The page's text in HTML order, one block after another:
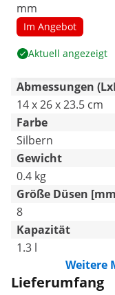
mm
Im Angebot
Aktuell angezeigt
Abmessungen
14 x 26 x 23.5 cm
Farbe
Silbern
Gewicht
0.4 kg
Größe Düsen
8
Kapazität
1.3 l
Weitere
Lieferumfang